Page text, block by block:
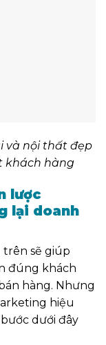
và nội thất đẹp
khách hàng
lược
lại doanh
trên sẽ giúp
đúng khách
hàng. Nhưng
hiệu
dưới đây